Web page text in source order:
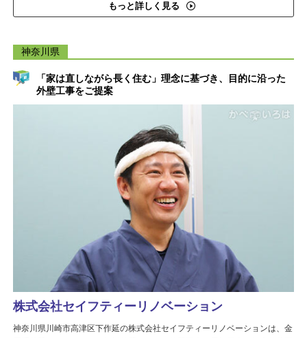
もっと詳しく見る
神奈川県
「家は直しながら長く住む」理念に基づき、目的に沿った
外壁工事をご提案
株式会社セイフティーリノベーション
神奈川県川崎市高津区下作延の株式会社セイフティーリノベーションは、金